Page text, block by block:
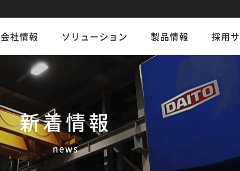
会社情報 ソリューション 製品情報 採用
新着情報
news